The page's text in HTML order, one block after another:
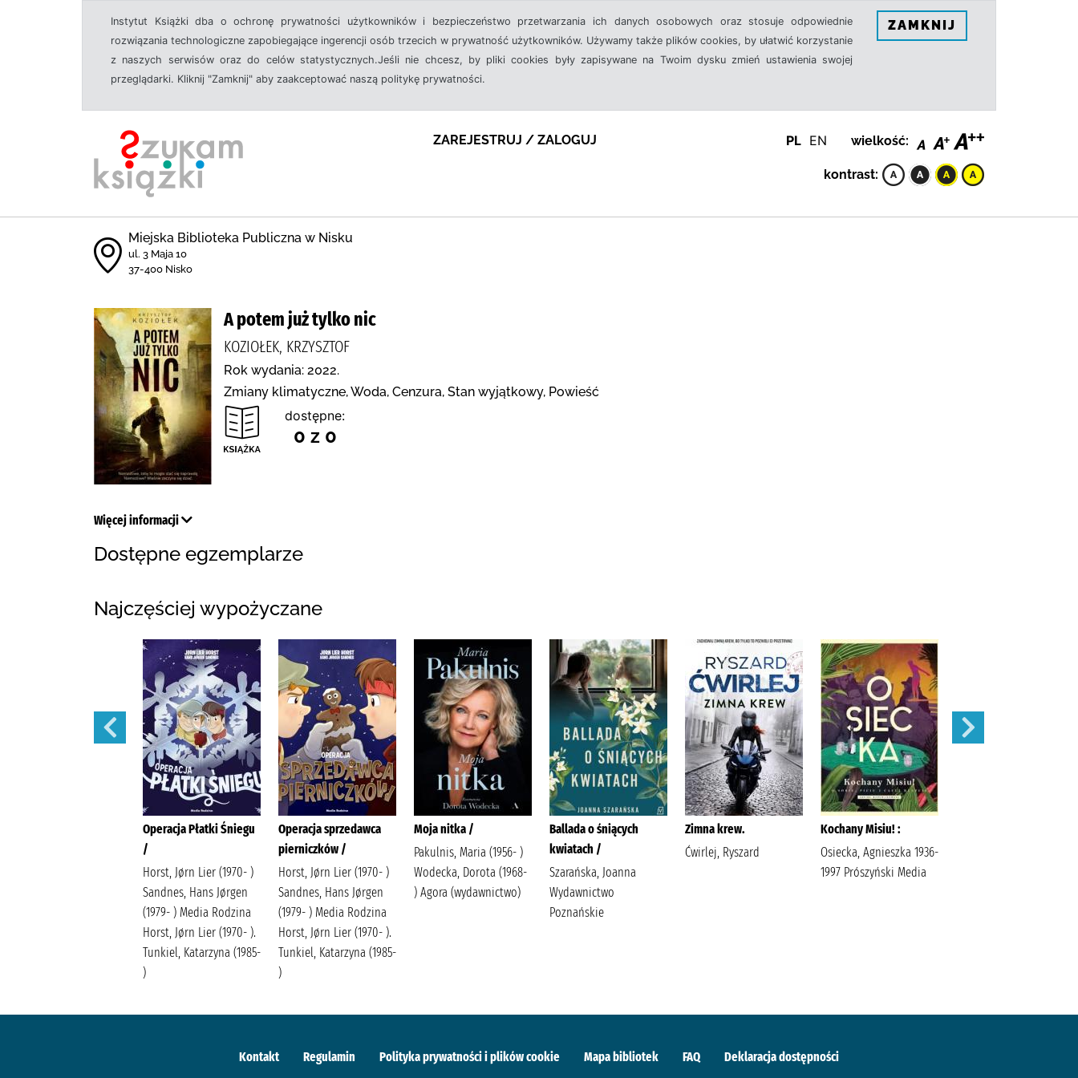
Instytut Książki dba o ochronę prywatności użytkowników i bezpieczeństwo przetwarzania ich danych osobowych oraz stosuje odpowiednie
rozwiązania technologiczne zapobiegające ingerencji osób trzecich w prywatność użytkowników. Używamy także plików cookies, by ułatwić korzystanie
z naszych serwisów oraz do celów statystycznych.Jeśli nie chcesz, by pliki cookies były zapisywane na Twoim dysku zmień ustawienia swojej
przeglądarki. Kliknij "Zamknij" aby zaakceptować naszą politykę prywatności.
ZAMKNIJ
ZAREJESTRUJ / ZALOGUJ PL EN wielkość:
kontrast:
Miejska Biblioteka Publiczna w Nisku
ul. 3 Maja 10
37-400 Nisko
A potem już tylko nic
KOZIOŁEK, KRZYSZTOF
Rok wydania: 2022.
Zmiany klimatyczne, Woda, Cenzura, Stan wyjątkowy, Powieść
dostępne:
0 z 0
Więcej informacji
Dostępne egzemplarze
Najczęściej wypożyczane
Operacja Płatki Śniegu
/
Horst, Jørn Lier (1970- )
Sandnes, Hans Jørgen
(1979- ) Media Rodzina
Horst, Jørn Lier (1970- ).
Tunkiel, Katarzyna (1985-
)
Operacja sprzedawca
pierniczków /
Horst, Jørn Lier (1970- )
Sandnes, Hans Jørgen
(1979- ) Media Rodzina
Horst, Jørn Lier (1970- ).
Tunkiel, Katarzyna (1985-
)
Moja nitka /
Pakulnis, Maria (1956- )
Wodecka, Dorota (1968-
) Agora (wydawnictwo)
Ballada o śniących
kwiatach /
Szarańska, Joanna
Wydawnictwo
Poznańskie
Zimna krew.
Ćwirlej, Ryszard
Kochany Misiu! :
Osiecka, Agnieszka 1936-
1997 Prószyński Media
Kontakt Regulamin Polityka prywatności i plików cookie Mapa bibliotek FAQ Deklaracja dostępności